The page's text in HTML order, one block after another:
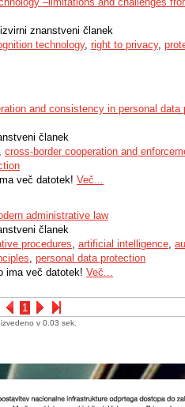
1
znanstveni članek
technology, right to privacy,
and consistency in personal data
članek
cross-border cooperation and
več datotek! Več...
administrative law
članek
procedures, artificial intelligence,
, personal data protection
ima več datotek! Več...
v 0.03 sek.